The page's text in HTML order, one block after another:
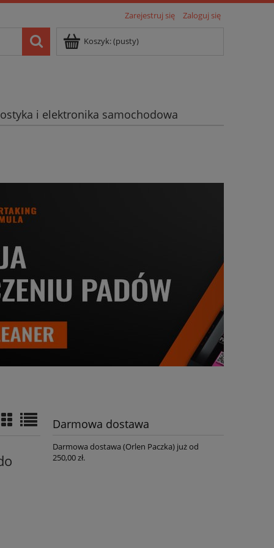
Zarejestruj się Zaloguj się
Koszyk:(pusty)
i elektronika samochodowa
Darmowa dostawa
Darmowa dostawa (Orlen Paczka) już od
250,00 zł.